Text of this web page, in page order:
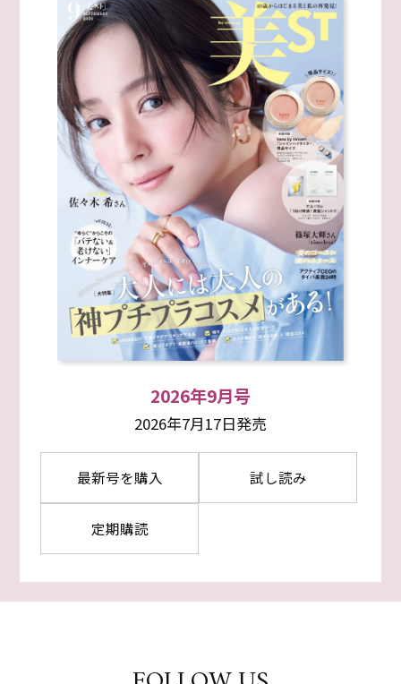
2026年9月号
2026年7月17日発売
最新号を購入 試し読み
定期購読